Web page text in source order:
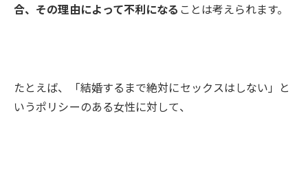
合、その理由によって不利になる ことは考えられます。
たとえば、「結婚するまで絶対にセックスはしない」と
いうポリシーのある女性に対して、